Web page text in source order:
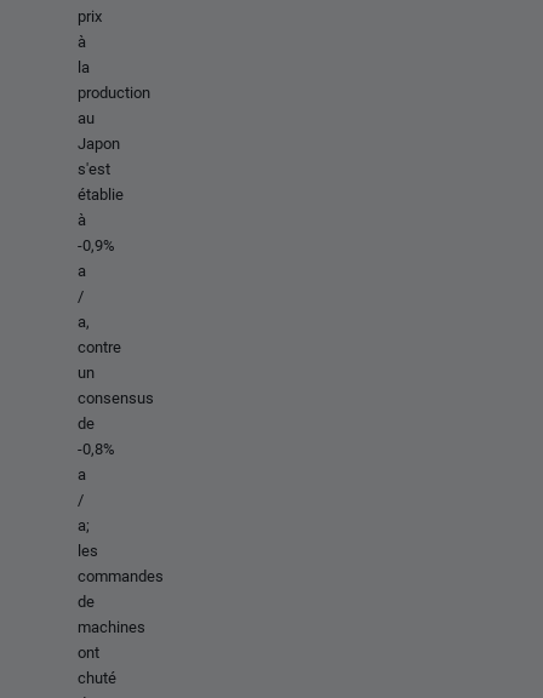
prix
à
la
production
au
Japon
s'est
établie
à
-0,9%
a
/
a,
contre
un
consensus
de
-0,8%
a
/
a;
les
commandes
de
machines
ont
chuté